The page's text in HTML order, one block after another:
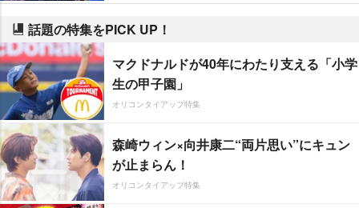
話題の特集をPICK UP！
マクドナルドが40年にわたり支える「小学
生の甲子園」
オリコンタイアップ特集
森崎ウィン×向井康二“両片思い”にキュン
が止まらん！
オリコンタイアップ特集